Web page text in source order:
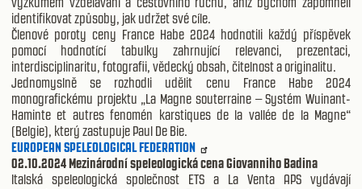
identifikovat způsoby, jak udržet své cíle.
Členové poroty ceny France Habe 2024 hodnotili každý příspěvek
pomocí hodnotící tabulky zahrnující relevanci, prezentaci,
interdisciplinaritu, fotografii, vědecký obsah, čitelnost a originalitu.
Jednomyslně se rozhodli udělit cenu France Habe 2024
monografickému projektu „La Magne souterraine – Systém Wuinant-
Haminte et autres fenomén karstiques de la vallée de la Magne“
(Belgie), který zastupuje Paul De Bie.
EUROPEAN SPELEOLOGICAL FEDERATION
02.10.2024Mezinárodní speleologická cena Giovanniho Badina
Italská speleologická společnost ETS a La Venta APS vydávají